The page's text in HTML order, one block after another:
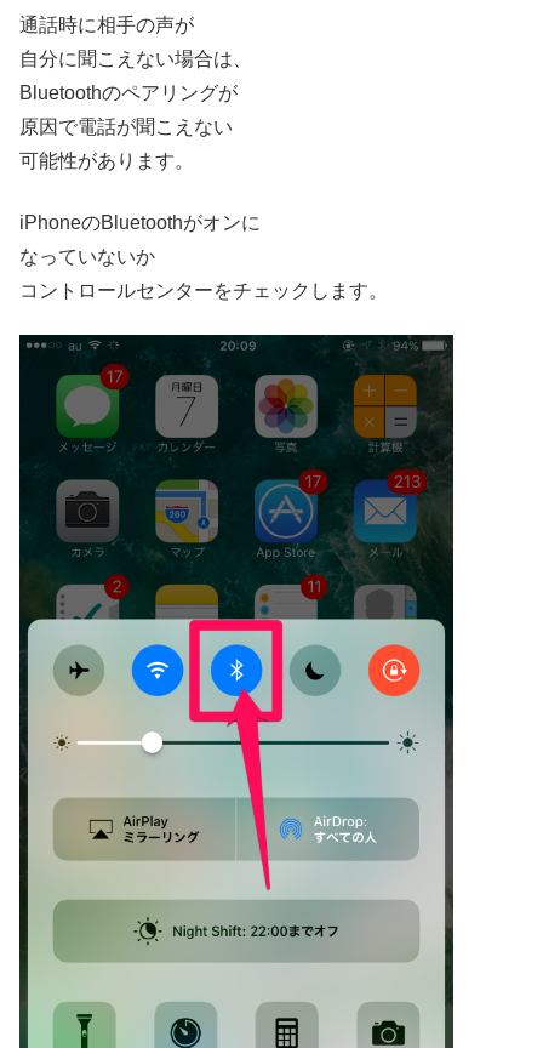
通話時に相手の声が
自分に聞こえない場合は、
Bluetoothのペアリングが
原因で電話が聞こえない
可能性があります。
iPhoneのBluetoothがオンに
なっていないか
コントロールセンターをチェックします。